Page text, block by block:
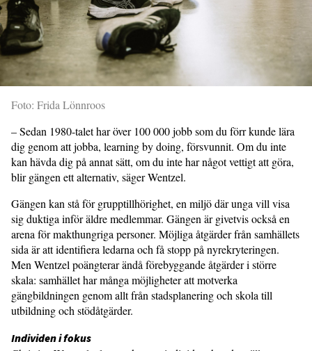
Foto: Frida Lönnroos
– Sedan 1980-talet har över 100 000 jobb som du förr kunde lära
dig genom att jobba, learning by doing, försvunnit. Om du inte
kan hävda dig på annat sätt, om du inte har något vettigt att göra,
blir gängen ett alternativ, säger Wentzel.
Gängen kan stå för grupptillhörighet, en miljö där unga vill visa
sig duktiga inför äldre medlemmar. Gängen är givetvis också en
arena för makthungriga personer. Möjliga åtgärder från samhällets
sida är att identifiera ledarna och få stopp på nyrekryteringen.
Men Wentzel poängterar ändå förebyggande åtgärder i större
skala: samhället har många möjligheter att motverka
gängbildningen genom allt från stadsplanering och skola till
utbildning och stödåtgärder.
Individen i fokus